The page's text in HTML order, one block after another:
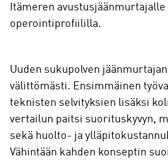
Itämeren
operointiprofiililla.
Uuden sukupolven
välittömästi. Ensimmäinen
teknisten selvityksien lisäksi
vertailun paitsi suorituskyvyn,
sekä huolto- ja
Vähintään kahden konseptin